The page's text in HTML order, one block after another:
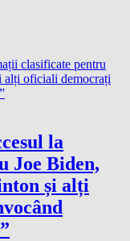
la
Joe Biden,
și alți